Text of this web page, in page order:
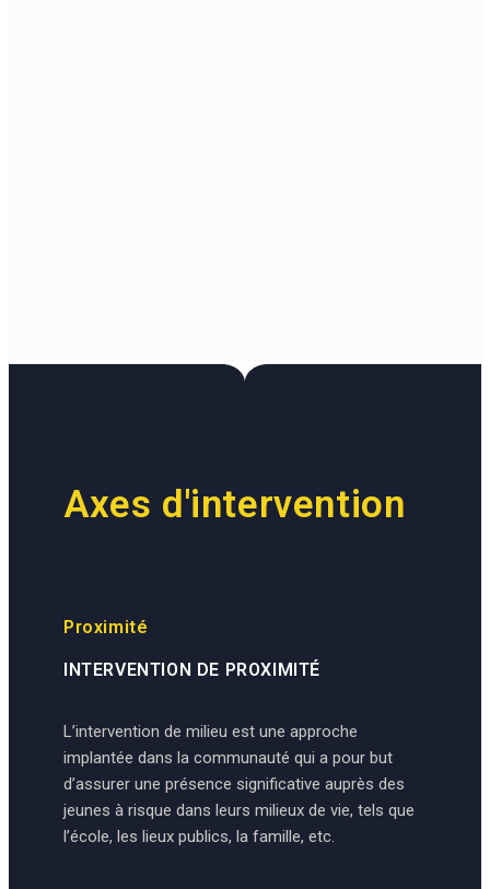
Axes d'intervention
Proximité
INTERVENTION DE PROXIMITÉ
L’intervention de milieu est une approche
implantée dans la communauté qui a pour but
d’assurer une présence significative auprès des
jeunes à risque dans leurs milieux de vie, tels que
l’école, les lieux publics, la famille, etc.